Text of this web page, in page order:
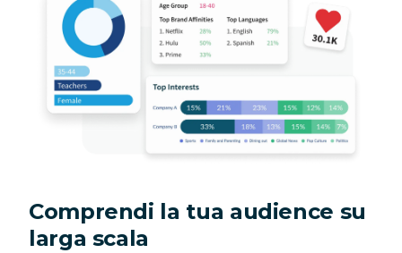
Comprendi la tua audience su
larga scala